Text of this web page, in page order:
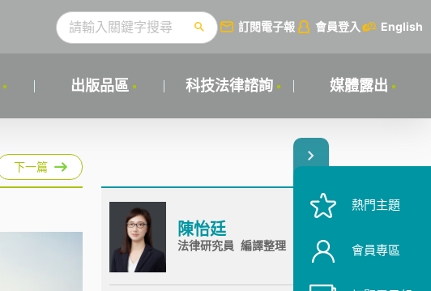
訂閱電子報 會員登入 English
出版品區 科技法律諮詢 媒體露出
下一篇
陳怡廷
法律研究員 編譯整理
熱門主題
會員專區